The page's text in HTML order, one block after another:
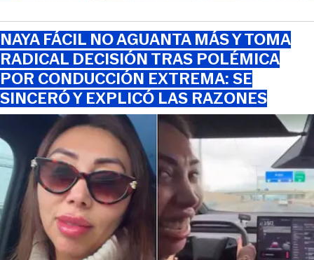
NAYA FÁCIL NO AGUANTA MÁS Y TOMA
RADICAL DECISIÓN TRAS POLÉMICA
POR CONDUCCIÓN EXTREMA: SE
SINCERÓ Y EXPLICÓ LAS RAZONES